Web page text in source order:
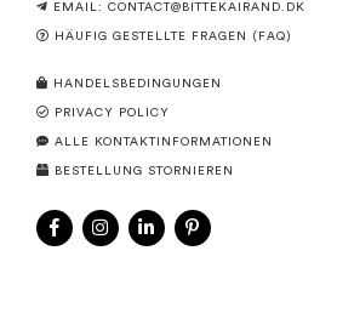
EMAIL: CONTACT@BITTEKAIRAND.DK
HÄUFIG GESTELLTE FRAGEN (FAQ)
HANDELSBEDINGUNGEN
PRIVACY POLICY
ALLE KONTAKTINFORMATIONEN
BESTELLUNG STORNIEREN